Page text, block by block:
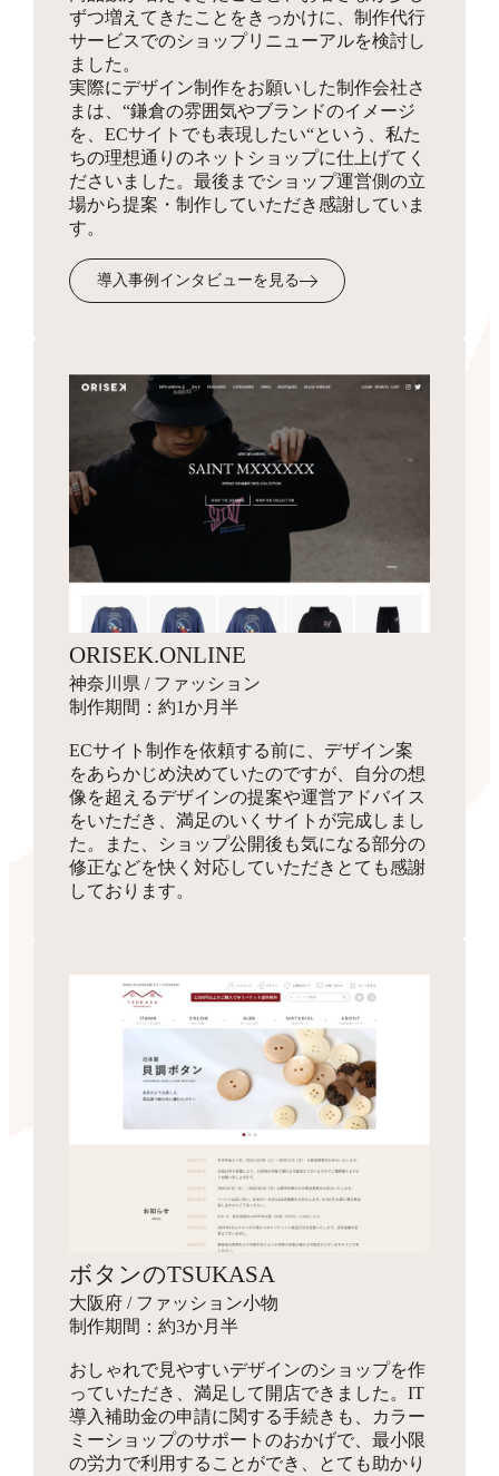
HTMLサイトマップ作成
3,300円
ショップの全体像となりSEO対策にも有効なサイトマッ
プを、フリーページを使って作成します。
受注・入金・発送メール
テンプレ作成
3,300円
お客様へ送付するメール文面のフォーマットを作成・設
同梱物
お見積り
商品を発送する際に同梱する制作物をデザインします。
ずつ増えてきたことをきっかけに、制作代行
サービスでのショップリニューアルを検討し
ました。
実際にデザイン制作をお願いした制作会社さ
まは、“鎌倉の雰囲気やブランドのイメージ
を、ECサイトでも表現したい“という、私た
ちの理想通りのネットショップに仕上げてく
ださいました。最後までショップ運営側の立
場から提案・制作していただき感謝していま
す。
導入事例インタビューを見る
ORISEK.ONLINE
神奈川県 / ファッション
制作期間：約1か月半
ECサイト制作を依頼する前に、デザイン案
をあらかじめ決めていたのですが、自分の想
像を超えるデザインの提案や運営アドバイス
をいただき、満足のいくサイトが完成しまし
た。また、ショップ公開後も気になる部分の
修正などを快く対応していただきとても感謝
しております。
ボタンのTSUKASA
大阪府 / ファッション小物
制作期間：約3か月半
おしゃれで見やすいデザインのショップを作
っていただき、満足して開店できました。IT
導入補助金の申請に関する手続きも、カラー
ミーショップのサポートのおかげで、最小限
の労力で利用することができ、とても助かり